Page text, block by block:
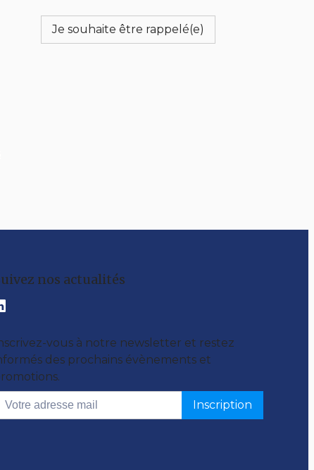
Je souhaite être rappelé(e)
nos actualités
vous à notre newsletter et restez
des prochains évènements et